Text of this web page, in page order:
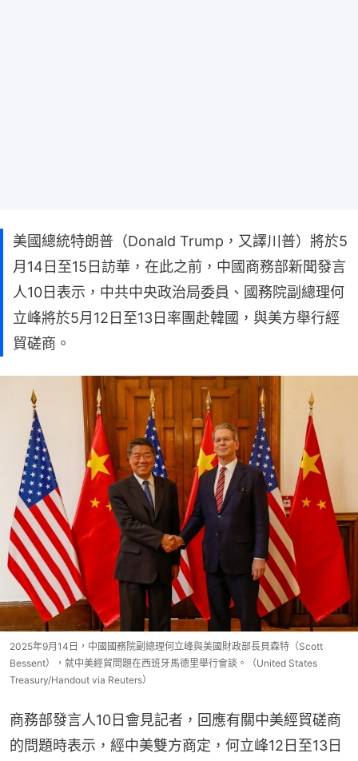
美國總統特朗普（Donald Trump，又譯川普）將於5
月14日至15日訪華，在此之前，中國商務部新聞發言
人10日表示，中共中央政治局委員、國務院副總理何
立峰將於5月12日至13日率團赴韓國，與美方舉行經
貿磋商。
2025年9月14日，中國國務院副總理何立峰與美國財政部長貝森特（Scott
Bessent），就中美經貿問題在西班牙馬德里舉行會談。（United States
Treasury/Handout via Reuters）
商務部發言人10日會見記者，回應有關中美經貿磋商
的問題時表示，經中美雙方商定，何立峰12日至13日